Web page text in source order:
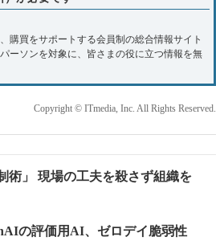
購買をサポートする会員制の総合情報サイト
ーソンを対象に、皆さまの役に立つ情報を無
Copyright © ITmedia, Inc. All Rights Reserved.